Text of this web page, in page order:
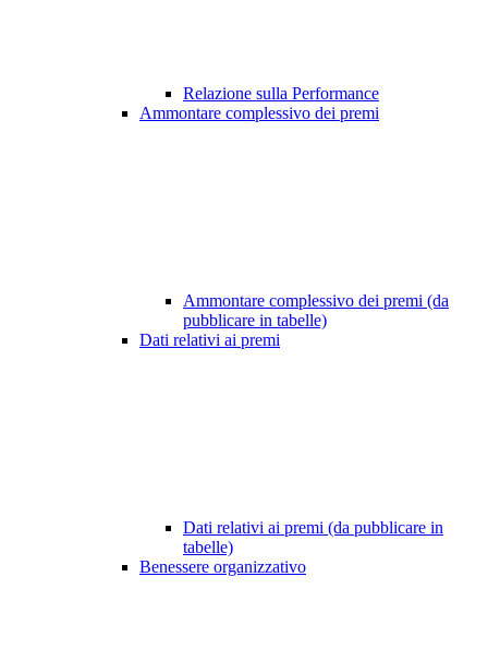
Relazione sulla Performance
Ammontare complessivo dei premi
Ammontare complessivo dei premi (da
pubblicare in tabelle)
Dati relativi ai premi
Dati relativi ai premi (da pubblicare in
tabelle)
Benessere organizzativo